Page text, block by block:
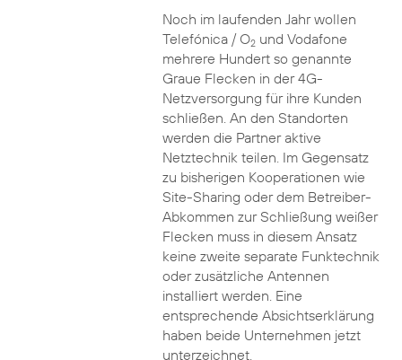
Noch im laufenden Jahr wollen
Telefónica / O2und Vodafone
mehrere Hundert so genannte
Graue Flecken in der 4G-
Netzversorgung für ihre Kunden
schließen. An den Standorten
werden die Partner aktive
Netztechnik teilen. Im Gegensatz
zu bisherigen Kooperationen wie
Site-Sharing oder dem Betreiber-
Abkommen zur Schließung weißer
Flecken muss in diesem Ansatz
keine zweite separate Funktechnik
oder zusätzliche Antennen
installiert werden. Eine
entsprechende Absichtserklärung
haben beide Unternehmen jetzt
unterzeichnet.